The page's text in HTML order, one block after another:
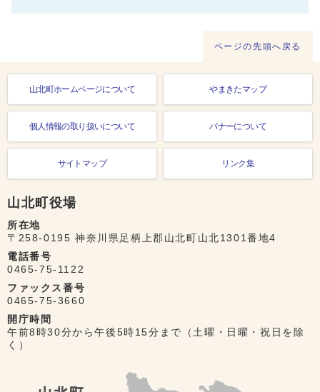
ページの先頭へ戻る
山北町ホームページについて やまきたマップ
個人情報の取り扱いについて バナーについて
サイトマップ リンク集
山北町役場
所在地
〒258-0195 神奈川県足柄上郡山北町山北1301番地4
電話番号
0465-75-1122
ファックス番号
0465-75-3660
開庁時間
午前8時30分から午後5時15分まで（土曜・日曜・祝日を除
く）